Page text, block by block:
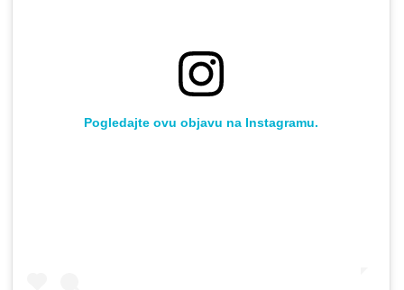
Pogledajte ovu objavu na Instagramu.